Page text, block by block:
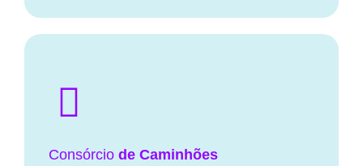
Consórcio de Caminhões